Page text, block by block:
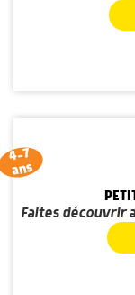
4-7
ans
Faites découvrir